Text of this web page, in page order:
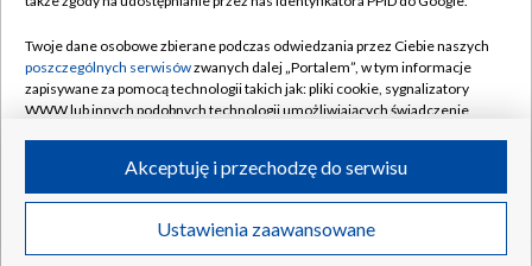
Rada Programowa
System NOS
Informacje o nadawcy
Program dla prasy
Ogłoszenie przetargowe
Kontakt
Kanały
©2026 Telewizja Polska S.A. w likwidacji
Twoje dane osobowe zbierane podczas odwiedzania przez Ciebie naszych
poszczególnych serwisówzwanych dalej „Portalem”, w tym informacje
zapisywane za pomocą technologii takich jak: pliki cookie, sygnalizatory
WWW lub innych podobnych technologii umożliwiających świadczenie
ruchu w Internecie.
Twoje dane osobowe zbierane podczas odwiedzania przez Ciebie
poszczególnych serwisówna Portalu, takie jak adresy IP, identyfikatory
Ustawienia zaawansowane
Akceptuję i przechodzę do serwisu